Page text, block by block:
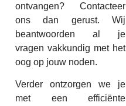
ontvangen? Contacteer
ons dan gerust. Wij
beantwoorden al je
vragen vakkundig met het
oog op jouw noden.
Verder ontzorgen we je
met een efficiënte